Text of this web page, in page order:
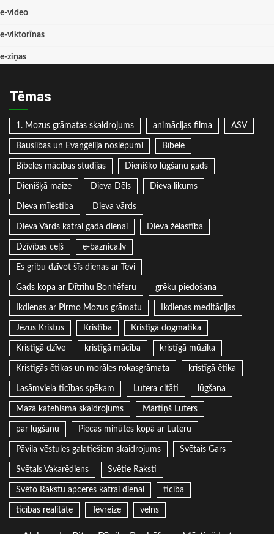
e-video
e-viktorīnas
e-ziņas
Tēmas
1. Mozus grāmatas skaidrojums animācijas filma ASV
Bauslības un Evaņģēlija noslēpumi Bībele
Bībeles mācības studijas Dienišķo lūgšanu gads
Dienišķā maize Dieva Dēls Dieva likums
Dieva mīlestība Dieva vārds
Dieva Vārds katrai gada dienai Dieva žēlastība
Dzīvības ceļš e-baznica.lv
Es gribu dzīvot šīs dienas ar Tevi
Gads kopa ar Dītrihu Bonhēferu grēku piedošana
Ikdienas ar Pirmo Mozus grāmatu Ikdienas meditācijas
Jēzus Kristus Kristība Kristīgā dogmatika
Kristīgā dzīve kristīgā mācība kristīgā mūzika
Kristīgās ētikas un morāles rokasgrāmata kristīgā ētika
Lasāmviela ticības spēkam Lutera citāti lūgšana
Mazā katehisma skaidrojums Mārtiņš Luters
par lūgšanu Piecas minūtes kopā ar Luteru
Pāvila vēstules galatiešiem skaidrojums Svētais Gars
Svētais Vakarēdiens Svētie Raksti
Svēto Rakstu apceres katrai dienai ticība
ticības realitāte Tēvreize velns